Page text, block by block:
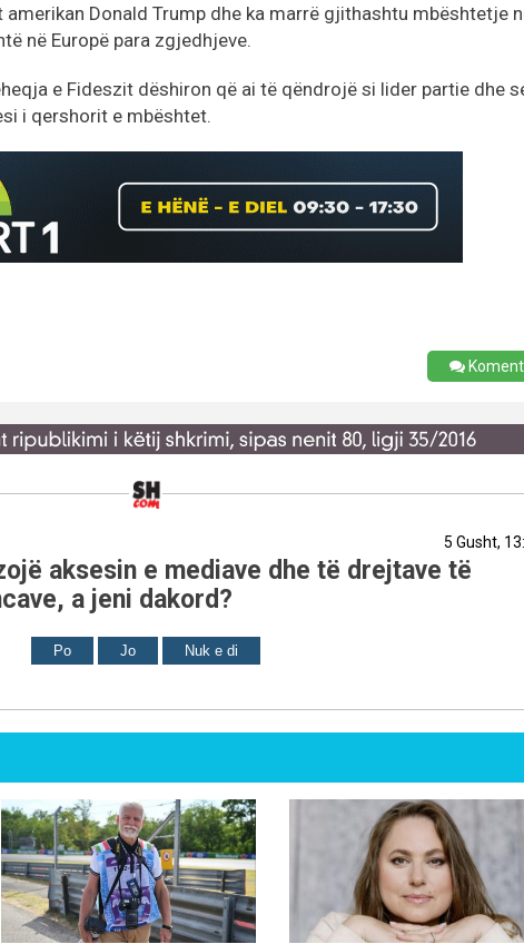
Donald Trump dhe ka marrë gjithashtu mbështetje
në Europë para zgjedhjeve.
e Fideszit dëshiron që ai të qëndrojë si lider partie dhe
i qershorit e mbështet.
5 Gusht,
aksesin e mediave dhe të drejtave të
a jeni dakord?
Po Jo Nuk e di